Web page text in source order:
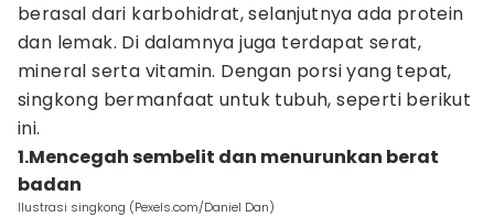
berasal dari karbohidrat, selanjutnya ada protein
dan lemak. Di dalamnya juga terdapat serat,
mineral serta vitamin. Dengan porsi yang tepat,
singkong bermanfaat untuk tubuh, seperti berikut
ini.
1.Mencegah sembelit dan menurunkan berat
badan
Ilustrasi singkong (Pexels.com/Daniel Dan)